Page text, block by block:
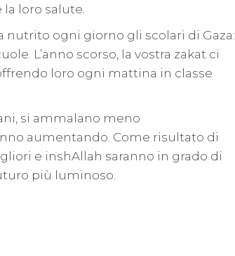
loro salute.
ogni giorno gli scolari di Gaza:
L’anno scorso, la vostra zakat ci
loro ogni mattina in classe
si ammalano meno
aumentando. Come risultato di
e inshAllah saranno in grado di
più luminoso.